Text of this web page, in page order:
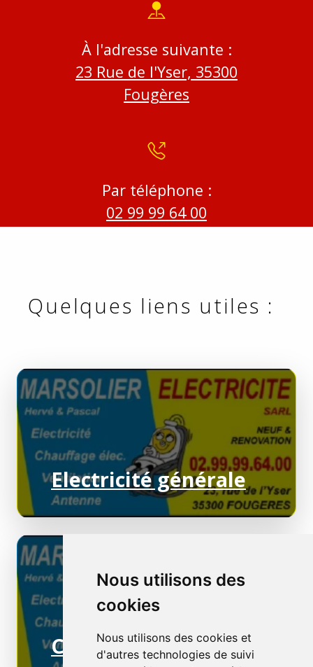
Nous utilisons des
cookies
Nous utilisons des cookies et
d'autres technologies de suivi
À l'adresse suivante :
23 Rue de l'Yser, 35300
Fougères
Par téléphone :
02 99 99 64 00
Quelques liens utiles :
Electricité générale
Chauffage électrique